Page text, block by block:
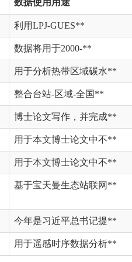
数据使用用途
利用LPJ-GUES**
数据将用于2000-**
用于分析热带区域碳水**
整合台站-区域-全国**
博士论文写作，并完成**
用于本文博士论文中不**
用于本文博士论文中不**
基于宝天曼生态站联网**
今年是习近平总书记提**
用于遥感时序数据分析**